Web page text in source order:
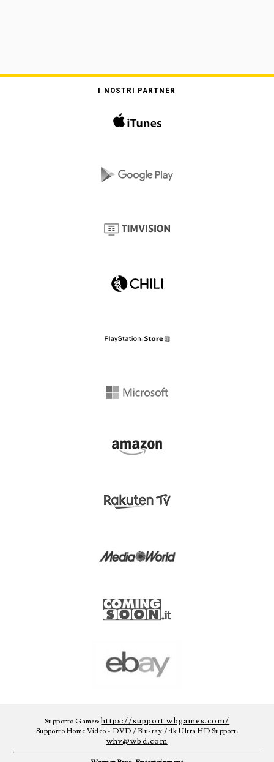
I NOSTRI PARTNER
Supporto Games:https://support.wbgames.com/
Supporto Home Video - DVD / Blu-ray / 4k Ultra HD Support:
whv@wbd.com